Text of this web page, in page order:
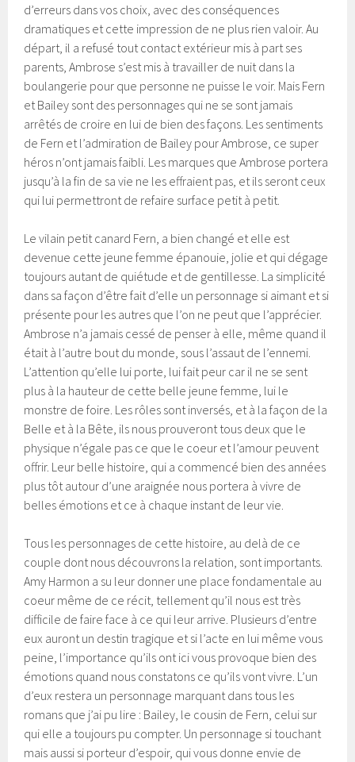
d’erreurs dans vos choix, avec des conséquences
dramatiques et cette impression de ne plus rien valoir. Au
départ, il a refusé tout contact extérieur mis à part ses
parents, Ambrose s’est mis à travailler de nuit dans la
boulangerie pour que personne ne puisse le voir. Mais Fern
et Bailey sont des personnages qui ne se sont jamais
arrêtés de croire en lui de bien des façons. Les sentiments
de Fern et l’admiration de Bailey pour Ambrose, ce super
héros n’ont jamais faibli. Les marques que Ambrose portera
jusqu’à la fin de sa vie ne les effraient pas, et ils seront ceux
qui lui permettront de refaire surface petit à petit.
Le vilain petit canard Fern, a bien changé et elle est
devenue cette jeune femme épanouie, jolie et qui dégage
toujours autant de quiétude et de gentillesse. La simplicité
dans sa façon d’être fait d’elle un personnage si aimant et si
présente pour les autres que l’on ne peut que l’apprécier.
Ambrose n’a jamais cessé de penser à elle, même quand il
était à l’autre bout du monde, sous l’assaut de l’ennemi.
L’attention qu’elle lui porte, lui fait peur car il ne se sent
plus à la hauteur de cette belle jeune femme, lui le
monstre de foire. Les rôles sont inversés, et à la façon de la
Belle et à la Bête, ils nous prouveront tous deux que le
physique n’égale pas ce que le coeur et l’amour peuvent
offrir. Leur belle histoire, qui a commencé bien des années
plus tôt autour d’une araignée nous portera à vivre de
belles émotions et ce à chaque instant de leur vie.
Tous les personnages de cette histoire, au delà de ce
couple dont nous découvrons la relation, sont importants.
Amy Harmon a su leur donner une place fondamentale au
coeur même de ce récit, tellement qu’il nous est très
difficile de faire face à ce qui leur arrive. Plusieurs d’entre
eux auront un destin tragique et si l’acte en lui même vous
peine, l’importance qu’ils ont ici vous provoque bien des
émotions quand nous constatons ce qu’ils vont vivre. L’un
d’eux restera un personnage marquant dans tous les
romans que j’ai pu lire : Bailey, le cousin de Fern, celui sur
qui elle a toujours pu compter. Un personnage si touchant
mais aussi si porteur d’espoir, qui vous donne envie de